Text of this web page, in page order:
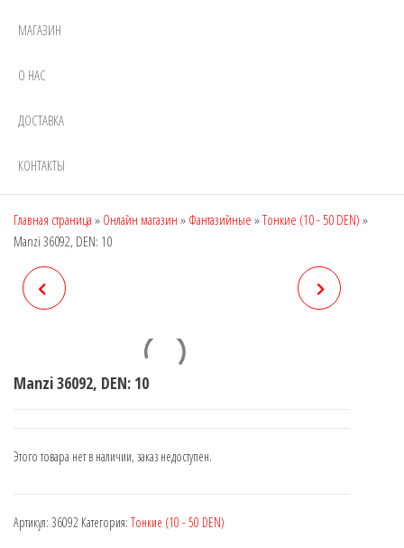
МАГАЗИН
О НАС
ДОСТАВКА
КОНТАКТЫ
Главная страница » Онлайн магазин » Фантазийные »Тонкие (10 - 50 DEN) »
Manzi 36092, DEN: 10
Manzi 36092, DEN: 10
Этого товара нет в наличии, заказ недоступен.
Артикул: 36092 Категория: Тонкие (10 - 50 DEN)